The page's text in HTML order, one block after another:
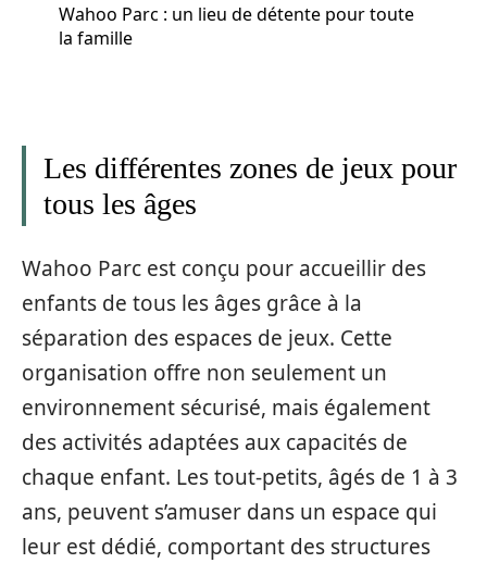
Wahoo Parc : un lieu de détente pour toute
la famille
Les différentes zones de jeux pour
tous les âges
Wahoo Parc est conçu pour accueillir des
enfants de tous les âges grâce à la
séparation des espaces de jeux. Cette
organisation offre non seulement un
environnement sécurisé, mais également
des activités adaptées aux capacités de
chaque enfant. Les tout-petits, âgés de 1 à 3
ans, peuvent s’amuser dans un espace qui
leur est dédié, comportant des structures